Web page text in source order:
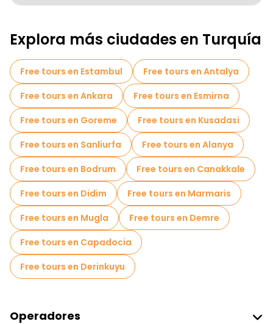
Tours fotográficos en Side
Tickets de entrada en Side
Museos en Side
Tours mercados en Side
Tours de degustación locales en Side
Free tours de un día en Side
Free tours nocturnos a pie en Side
Tours en bicicleta en Side
Free tours cerca Side
Free tours cerca Manavgat Waterfall
Explora más ciudades en Turquía
Free tours en Estambul
Free tours en Antalya
Free tours en Ankara
Free tours en Esmirna
Free tours en Goreme
Free tours en Kusadasi
Free tours en Sanliurfa
Free tours en Alanya
Free tours en Bodrum
Free tours en Canakkale
Free tours en Didim
Free tours en Marmaris
Free tours en Mugla
Free tours en Demre
Free tours en Capadocia
Free tours en Derinkuyu
Operadores